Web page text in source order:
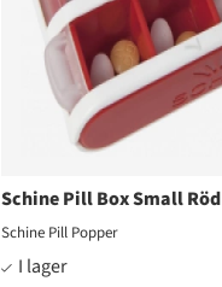
Schine Pill Box Small Röd
Schine Pill Popper